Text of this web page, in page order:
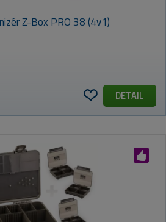
Z-Box PRO 38 (4v1)
DETAIL